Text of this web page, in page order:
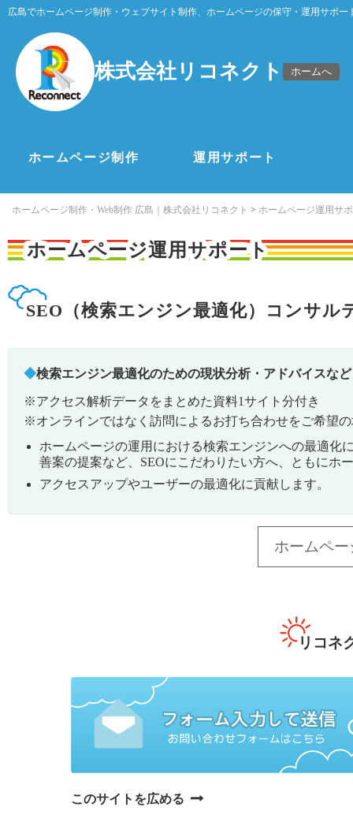
広島でホームページ制作・ウェブサイト制作、ホームページの保守・運用サポー
株式会社リコネクト ホームへ
ホームページ制作 運用サポート
ホームページ制作・Web制作 広島｜株式会社リコネクト > ホームページ運用サ
ホームページ運用サポート
SEO（検索エンジン最適化）コンサル
検索エンジン最適化のための現状分析・アドバイスな
※アクセス解析データをまとめた資料1サイト分付き
※オンラインではなく訪問によるお打ち合わせをご希望
ホームページの運用における検索エンジンへの最適化
善案の提案など、SEOにこだわりたい方へ、ともにホ
アクセスアップやユーザーの最適化に貢献します。
ホームペ
リコネ
このサイトを広める